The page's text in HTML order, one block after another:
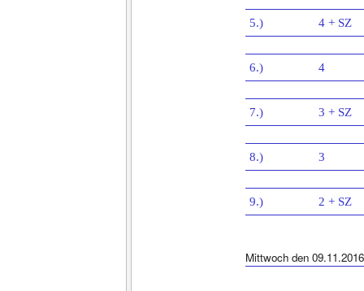
5.) 4 + SZ
6.) 4
7.) 3 + SZ
8.) 3
9.) 2 + SZ
Mittwoch den 09.11.2016